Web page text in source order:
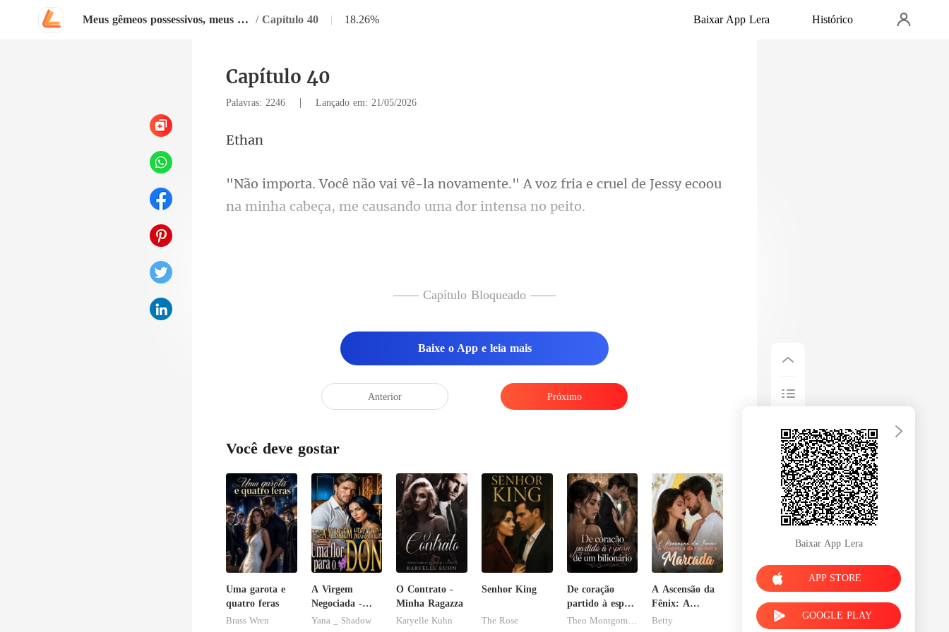
Meus gêmeos possessivos, meus companheiros / Capítulo 40 | 18.26% Baixar App Lera Histórico
Capítulo 40
Palavras: 2246 | Lançado em: 21/05/2026
t
A voz fria e cruel de Jessy ecoou
na minha
mas não mentiria, pois era inteligen
—— Capítulo Bloqueado ——
Baixe o App e leia mais
Anterior Próximo
Você deve gostar
Uma garota e
quatro feras
Brass Wren
A Virgem
Negociada -
Uma flor para
Yana _ Shadow
O Contrato -
Minha Ragazza
Karyelle Kuhn
Senhor King
The Rose
De coração
partido à esposa
de um
A Ascensão da
Fênix: A
Vingança da
Betty
Baixar App Lera
APP STORE
GOOGLE PLAY